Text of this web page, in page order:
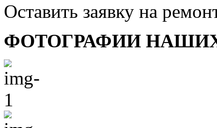
Оставить заявку на
ФОТОГРАФИИ